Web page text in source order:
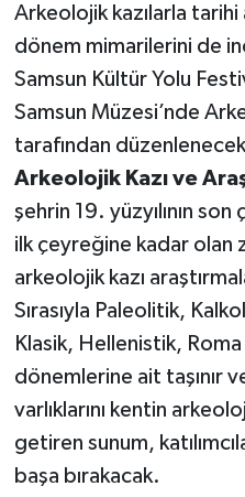
Arkeolojik kazılarla tarihi
dönem mimarilerini de
Samsun Kültür Yolu
Samsun Müzesi’nde
tarafından düzenlenecek
Arkeolojik Kazı ve
şehrin 19. yüzyılının son
ilk çeyreğine kadar olan
arkeolojik kazı
Sırasıyla Paleolitik,
Klasik, Hellenistik,
dönemlerine ait taşınır
varlıklarını kentin
getiren sunum,
başa bırakacak.